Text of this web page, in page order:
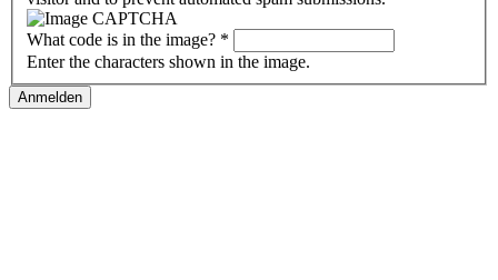
What code is in the image? *
Enter the characters shown in the image.